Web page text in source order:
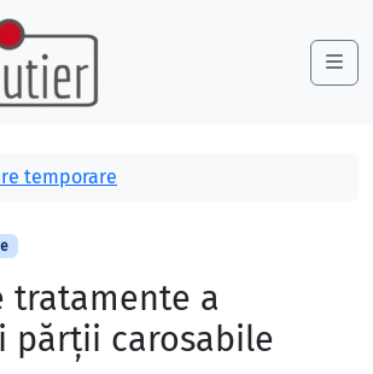
temporare
tratamente a
părții carosabile